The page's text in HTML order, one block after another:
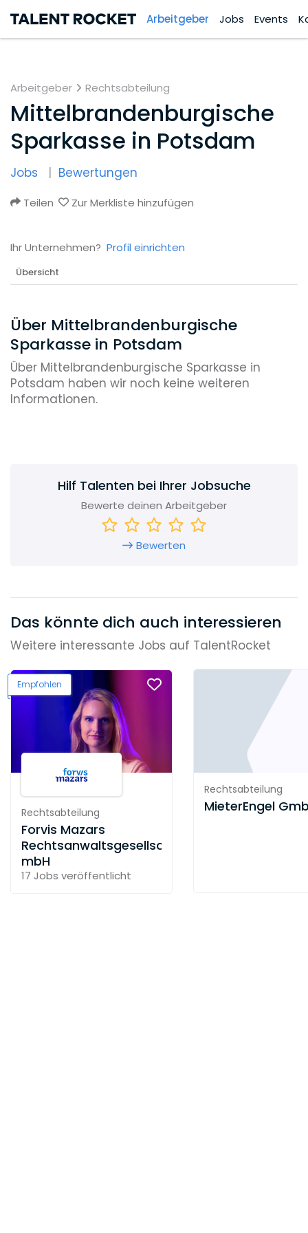
Arbeitgeber Jobs Events
Arbeitgeber Rechtsabteilung
Mittelbrandenburgische
Sparkasse in Potsdam
Jobs Bewertungen
Teilen Zur Merkliste hinzufügen
Ihr Unternehmen? Profil einrichten
Übersicht
Über Mittelbrandenburgische
Sparkasse in Potsdam
Über Mittelbrandenburgische Sparkasse in
Potsdam haben wir noch keine weiteren
Informationen.
Hilf Talenten bei Ihrer Jobsuche
Bewerte deinen Arbeitgeber
Bewerten
Das könnte dich auch interessieren
Weitere interessante Jobs auf TalentRocket
Empfohlen
Rechtsabteilung
Forvis Mazars
Rechtsanwaltsgesellschaft
mbH
17 Jobs veröffentlicht
Rechtsabteilung
MieterEngel